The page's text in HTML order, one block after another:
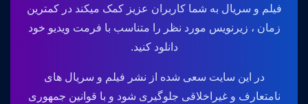
فیلم و سریال به شما کاربران عزیز کمک میکند در کمترین
زمان ، زیرنویس مورد نظر را متناسب با فرمت ویدیو خود
دانلود کنید.
در این سایت سعی شده از نشر فیلم و سریال های
نامتعارف و غیراخلاقی جلوگیری شود و با قوانین جمهوری